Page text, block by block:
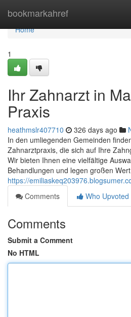
bookmarkahref
Home
Home
1
Ihr Zahnarzt in
Praxis
heathmslr407710 326 days ago
In den umliegenden Gemeinden
Zahnarztpraxis, die sich auf Ihre
Wir bieten Ihnen eine vielfältige
Behandlungen und legen großen
https://
Comments
Who Upvoted
Comments
Submit a Comment
No HTML